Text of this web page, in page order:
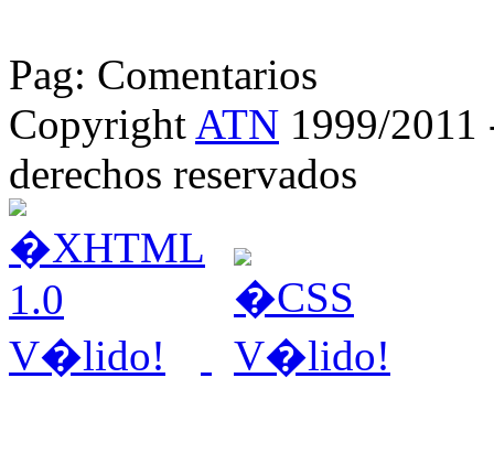
Pag: Comentarios
Copyright ATN 1999/2011
derechos reservados